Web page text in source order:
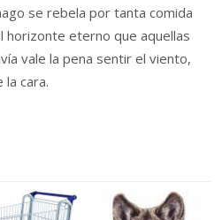
se rebela por tanta comida
horizonte eterno que aquellas
vale la pena sentir el viento,
cara.